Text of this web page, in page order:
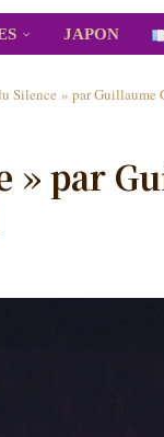
JAPON
Silence » par
» par